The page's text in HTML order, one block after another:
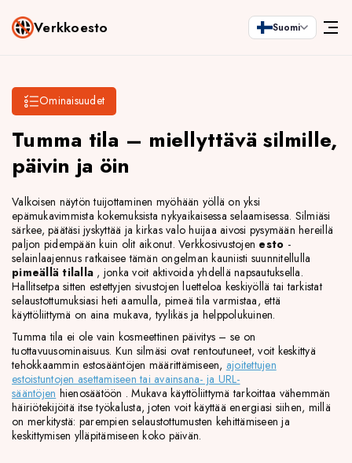
Verkkoesto Suomi
Ominaisuudet
Tumma tila – miellyttävä silmille,
päivin ja öin
Valkoisen näytön tuijottaminen myöhään yöllä on yksi
epämukavimmista kokemuksista nykyaikaisessa selaamisessa. Silmiäsi
särkee, päätäsi jyskyttää ja kirkas valo huijaa aivosi pysymään hereillä
paljon pidempään kuin olit aikonut. Verkkosivustojen esto -
selainlaajennus ratkaisee tämän ongelman kauniisti suunnitellulla
pimeällä tilalla , jonka voit aktivoida yhdellä napsautuksella.
Hallitsetpa sitten estettyjen sivustojen luetteloa keskiyöllä tai tarkistat
selaustottumuksiasi heti aamulla, pimeä tila varmistaa, että
käyttöliittymä on aina mukava, tyylikäs ja helppolukuinen.
Tumma tila ei ole vain kosmeettinen päivitys – se on
tuottavuusominaisuus. Kun silmäsi ovat rentoutuneet, voit keskittyä
tehokkaammin estosääntöjen määrittämiseen, ajoitettujen
estoistuntojen asettamiseen tai avainsana- ja URL-
sääntöjen hienosäätöön . Mukava käyttöliittymä tarkoittaa vähemmän
häiriötekijöitä itse työkalusta, joten voit käyttää energiasi siihen, millä
on merkitystä: parempien selaustottumusten kehittämiseen ja
keskittymisen ylläpitämiseen koko päivän.